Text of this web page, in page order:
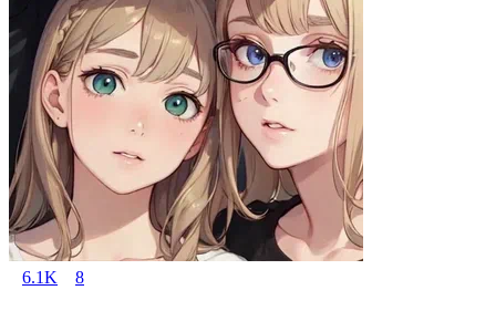
6.1K 8